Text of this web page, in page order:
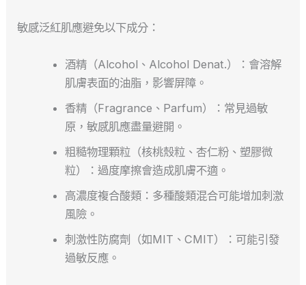
敏感泛紅肌應避免以下成分：
酒精（Alcohol、Alcohol Denat.）：會溶解
肌膚表面的油脂，影響屏障。
香精（Fragrance、Parfum）：常見過敏
原，敏感肌應盡量避開。
粗糙物理顆粒（核桃殼粒、杏仁粉、塑膠微
粒）：過度摩擦會造成肌膚不適。
高濃度複合酸類：多種酸類混合可能增加刺激
風險。
刺激性防腐劑（如MIT、CMIT）：可能引發
過敏反應。